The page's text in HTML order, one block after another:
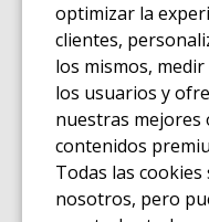
GUÍA DE COMPRA
Guía de compra para las
GUÍA DE INSTALACIÓN
Guía de montaje para la
GUÍA DE MANTENIMIENTO
Guía de mantenimiento de
GUÍA DE INICIO
Guía de descubrimiento de
optimizar la
clientes,
los mismos,
los usuarios y
nuestras mejores
contenidos
Todas las
nosotros, pero